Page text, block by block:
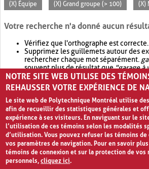
(X) Équipe (X) Grand groupe (> 100) (X)
Votre recherche n'a donné aucun
Vérifiez que l'orthographe est correcte.
Supprimez les guillemets autour des
rechercher chaque mot séparément.
souvent plus de résultat que"garage à
Envisagez d'élargir votre recherche
retournera souvent plus de résultat
NOTRE SITE WEB UTILISE DES
REHAUSSER VOTRE EXPÉRIENCE DE
Le site web de Polytechnique Montréal utilise
afin de recueillir des statistiques générales et
expérience à ses visiteurs. En naviguant sur le
l’utilisation de ces témoins selon les modalités
d’utilisation. Vous pouvez refuser les témoins
vos paramètres de navigation. Pour en savoir
témoins de connexion et sur la protection de vos
personnels,cliquez ici.